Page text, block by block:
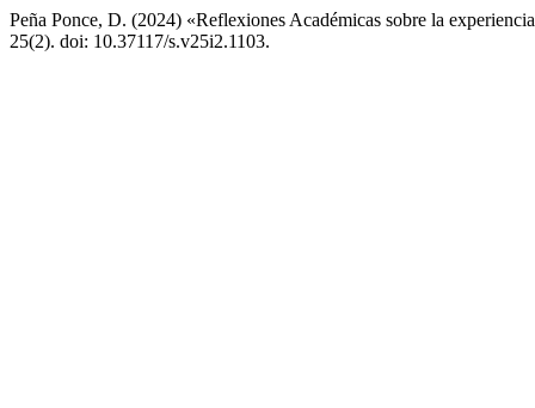
Peña Ponce, D. (2024) «Reflexiones Académicas sobre la
25(2). doi: 10.37117/s.v25i2.1103.